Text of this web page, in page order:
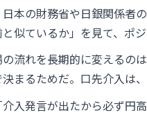
本の財務省や日銀関係者
似ているか」を見て、ポジ
流れを長期的に変えるの
まるためだ。口先介入は
入発言が出たから必ず円